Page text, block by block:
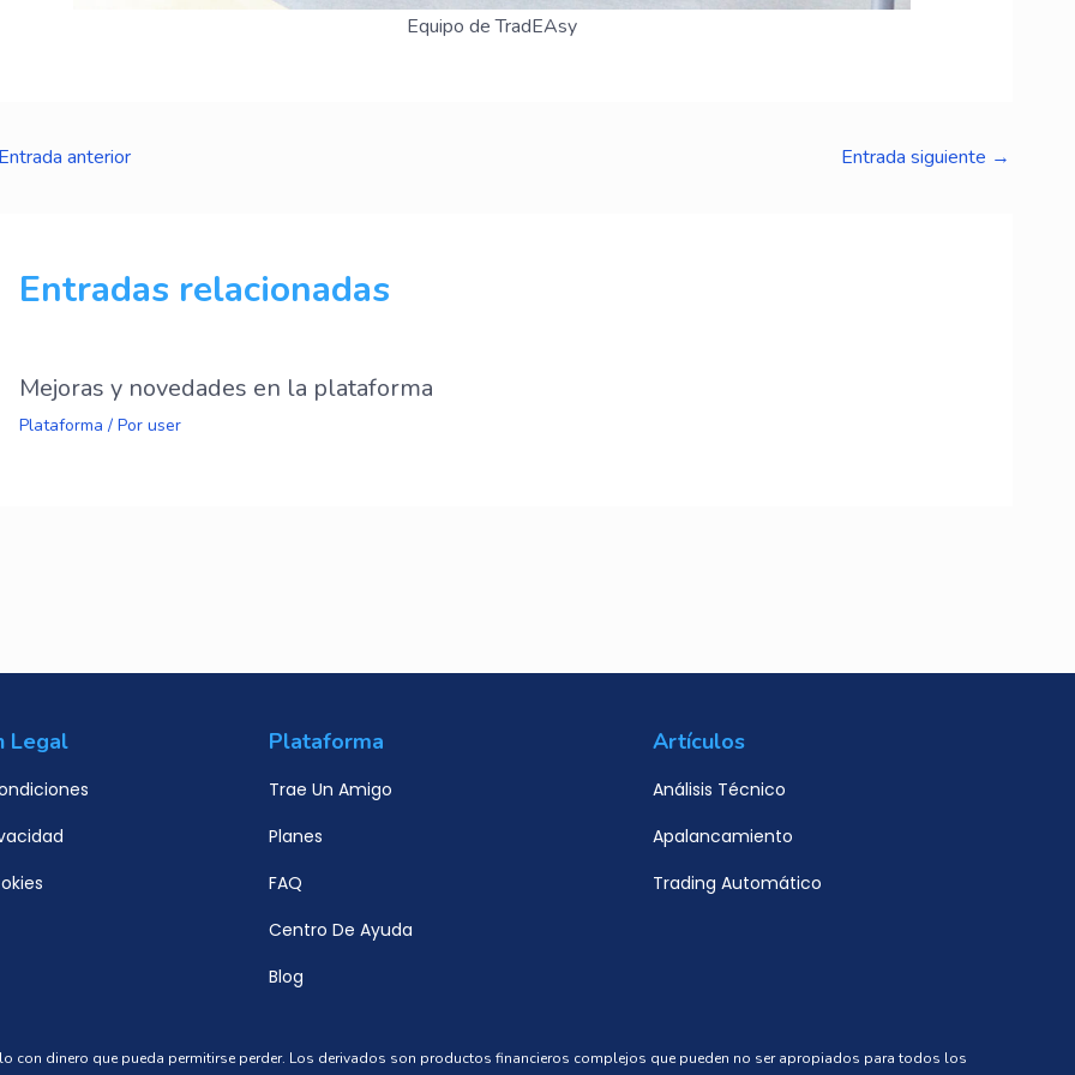
Equipo de TradEAsy
anterior Entrada siguiente →
Entradas relacionadas
Mejoras y novedades en la plataforma
Plataforma / Por user
Legal Plataforma
Trae Un Amigo
Planes
FAQ
Centro De Ayuda
Blog
Artículos
Análisis Técnico
Apalancamiento
Trading Automático
con dinero que pueda permitirse perder. Los derivados son productos financieros complejos que pueden no ser apropiados para todos los